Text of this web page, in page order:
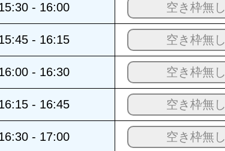
- 16:00 空き枠無し
- 16:15 空き枠無し
- 16:30 空き枠無し
- 16:45 空き枠無し
- 17:00 空き枠無し